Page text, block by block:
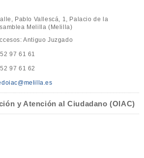
Pablo Vallescá, 1, Palacio de la
Melilla (Melilla)
Antiguo Juzgado
97 61 61
97 61 62
y Atención al Ciudadano (OIAC)